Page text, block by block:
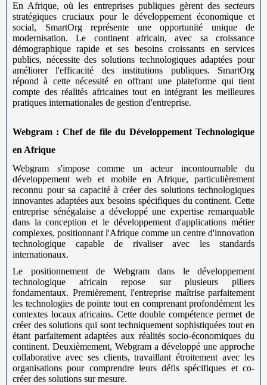
En Afrique, où les entreprises publiques gèrent des secteurs
stratégiques cruciaux pour le développement économique et
social, SmartOrg représente une opportunité unique de
modernisation. Le continent africain, avec sa croissance
démographique rapide et ses besoins croissants en services
publics, nécessite des solutions technologiques adaptées pour
améliorer l'efficacité des institutions publiques. SmartOrg
répond à cette nécessité en offrant une plateforme qui tient
compte des réalités africaines tout en intégrant les meilleures
pratiques internationales de gestion d'entreprise.
Webgram : Chef de file du Développement Technologique
en Afrique
Webgram s'impose comme un acteur incontournable du
développement web et mobile en Afrique, particulièrement
reconnu pour sa capacité à créer des solutions technologiques
innovantes adaptées aux besoins spécifiques du continent. Cette
entreprise sénégalaise a développé une expertise remarquable
dans la conception et le développement d'applications métier
complexes, positionnant l'Afrique comme un centre d'innovation
technologique capable de rivaliser avec les standards
internationaux.
Le positionnement de Webgram dans le développement
technologique africain repose sur plusieurs piliers
fondamentaux. Premièrement, l'entreprise maîtrise parfaitement
les technologies de pointe tout en comprenant profondément les
contextes locaux africains. Cette double compétence permet de
créer des solutions qui sont techniquement sophistiquées tout en
étant parfaitement adaptées aux réalités socio-économiques du
continent. Deuxièmement, Webgram a développé une approche
collaborative avec ses clients, travaillant étroitement avec les
organisations pour comprendre leurs défis spécifiques et co-
créer des solutions sur mesure.